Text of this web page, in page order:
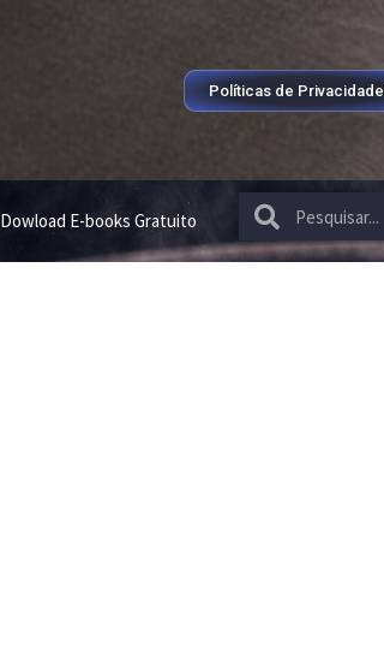
Políticas de Privacidade
Dowload E-books Gratuito